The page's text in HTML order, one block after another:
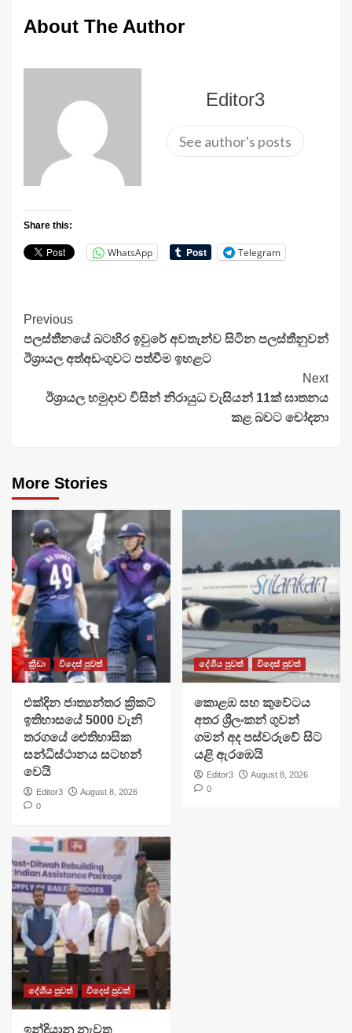
About The Author
Editor3
See author's posts
Share this:
WhatsApp Telegram
Continue
Reading
Previous
පලස්තීනයේ බටහිර ඉවුරේ අවතැන්ව සිටින පලස්තීනුවන්
ඊශ්‍රායල අත්අඩංගුවට පත්වීම ඉහළට
Next
ඊශ්‍රායල හමුදාව විසින් නිරායුධ වැසියන් 11ක් ඝාතනය
කළ බවට චෝදනා
More Stories
ක්‍රීඩා විදෙස් පුවත්
එක්දින ජාත්‍යන්තර ක්‍රිකට්
ඉතිහාසයේ 5000 වැනි
තරගයේ ඓතිහාසික
සන්ධිස්ථානය සටහන්
වෙයි
Editor3
August 8, 2026
0
දේශීය පුවත් විදෙස් පුවත්
​කොළඹ සහ කුවේටය
අතර ශ්‍රීලංකන් ගුවන්
ගමන් අද පස්වරුවේ සිට
යළි ඇරඹෙයි
Editor3
August 8, 2026
0
දේශීය පුවත් විදෙස් පුවත්
ඉන්දියානු නැවත